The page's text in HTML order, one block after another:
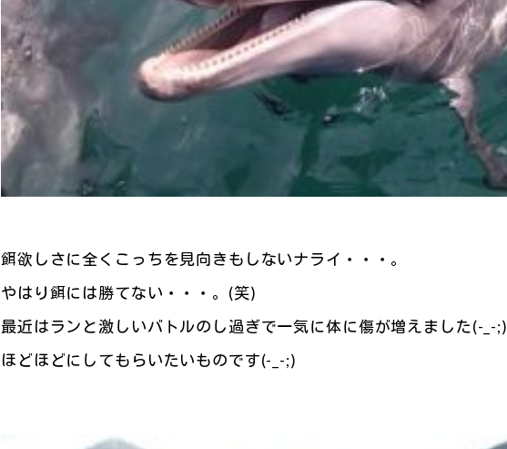
餌欲しさに全くこっちを見向きもしないナライ・・・。
やはり餌には勝てない・・・。(笑)
最近はランと激しいバトルのし過ぎで一気に体に傷が増えました(-_-;)
ほどほどにしてもらいたいものです(-_-;)